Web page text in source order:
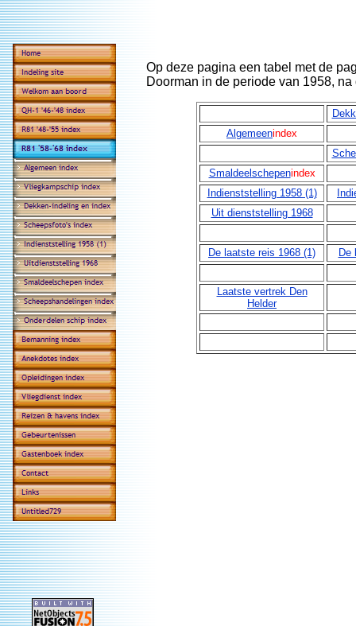
Op deze pagina een tabel met de
Doorman in de periode van 1958,
Algemeenindex
Smaldeelschepenindex
Indienststelling 1958 (1)
Uit dienststelling 1968
De laatste reis 1968 (1) De
Laatste vertrek Den
Helder